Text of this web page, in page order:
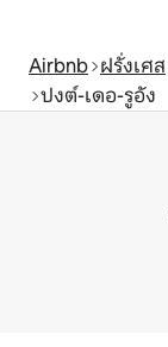
Airbnb ฝรั่งเศส
ปงต์-เดอ-รูอัง